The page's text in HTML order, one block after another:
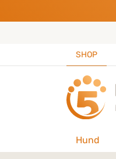
SHOP
Hund